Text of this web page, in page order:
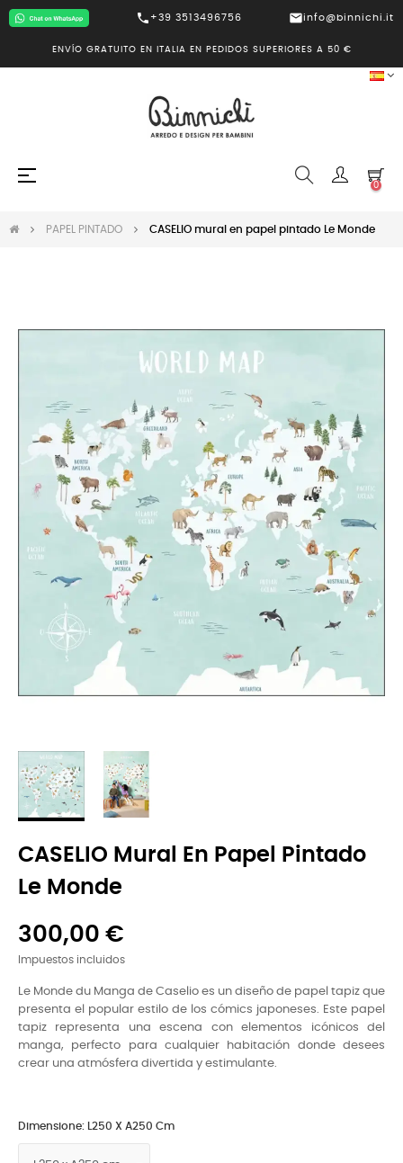
call +39 3513496756 mailinfo@binnichi.it
ENVÍO GRATUITO EN ITALIA EN PEDIDOS SUPERIORES A 50 €
Navegación
☰
0
PAPEL PINTADO CASELIO mural en papel pintado Le Monde
CASELIO Mural En Papel Pintado
Le Monde
300,00 €
Impuestos incluidos
Le Monde du Manga de Caselio es un diseño de papel tapiz que
presenta el popular estilo de los cómics japoneses. Este papel
tapiz representa una escena con elementos icónicos del
manga, perfecto para cualquier habitación donde desees
crear una atmósfera divertida y estimulante.
Dimensione: L250 X A250 Cm